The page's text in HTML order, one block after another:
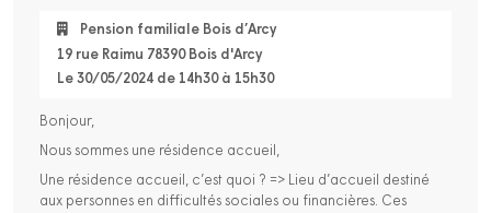
Pension familiale Bois d’Arcy
19 rue Raimu 78390 Bois d'Arcy
Le 30/05/2024 de 14h30 à 15h30
Bonjour,
Nous sommes une résidence accueil,
Une résidence accueil, c’est quoi ? => Lieu d’accueil destiné
aux personnes en difficultés sociales ou financières. Ces